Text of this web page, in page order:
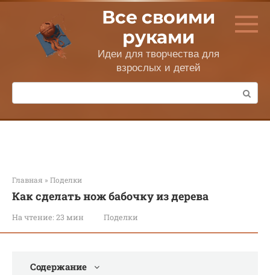
Перейти
контенту
Все своими
руками
Идеи для творчества для
взрослых и детей
Поиск:
Главная » Поделки
Как сделать нож бабочку из дерева
На чтение: 23 мин Поделки
Содержание